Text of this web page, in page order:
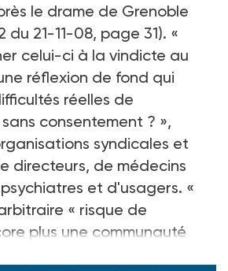
le drame de Grenoble
du 21-11-08, page 31). «
celui-ci à la vindicte au
réflexion de fond qui
réelles de
consentement ? »,
syndicales et
directeurs, de médecins
et d'usagers. «
« risque de
plus une communauté